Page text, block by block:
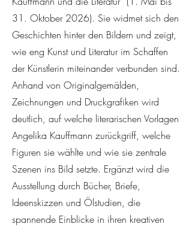
31. Oktober 2026). Sie widmet sich den
Geschichten hinter den Bildern und zeigt,
wie eng Kunst und Literatur im Schaffen
der Künstlerin miteinander verbunden sind.
Anhand von Originalgemälden,
Zeichnungen und Druckgrafiken wird
deutlich, auf welche literarischen Vorlagen
Angelika Kauffmann zurückgriff, welche
Figuren sie wählte und wie sie zentrale
Szenen ins Bild setzte. Ergänzt wird die
Ausstellung durch Bücher, Briefe,
Ideenskizzen und Ölstudien, die
spannende Einblicke in ihren kreativen